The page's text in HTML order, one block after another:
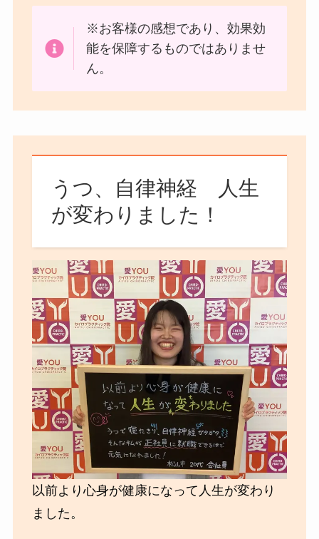
※お客様の感想であり、効果効
能を保障するものではありませ
ん。
うつ、自律神経 人生
が変わりました！
以前より心身が健康になって人生が変わり
ました。